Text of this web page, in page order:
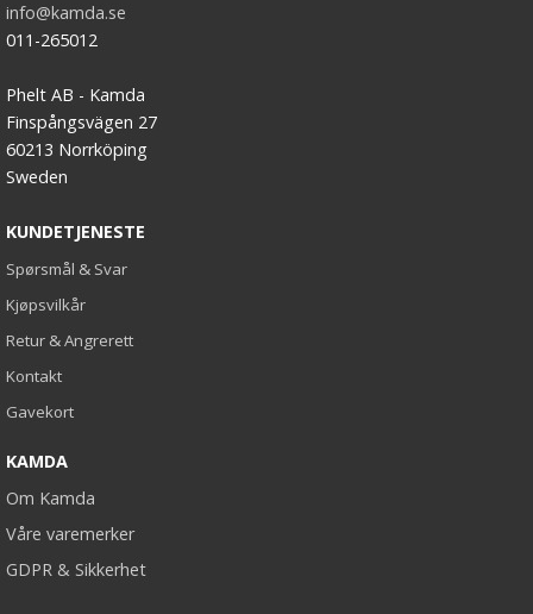
info@kamda.se
011-265012
Phelt AB - Kamda
Finspångsvägen 27
60213 Norrköping
Sweden
KUNDETJENESTE
Spørsmål & Svar
Kjøpsvilkår
Retur & Angrerett
Kontakt
Gavekort
KAMDA
Om Kamda
Våre varemerker
GDPR & Sikkerhet